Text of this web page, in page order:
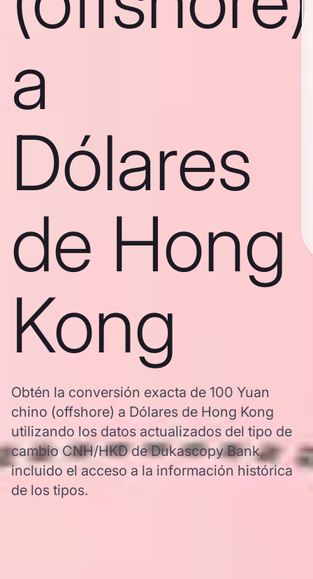
a
Dólares
de Hong
Kong
Obtén la conversión exacta de 100 Yuan
chino (offshore) a Dólares de Hong Kong
utilizando los datos actualizados del tipo de
cambio CNH/HKD de Dukascopy Bank,
incluido el acceso a la información histórica
de los tipos.